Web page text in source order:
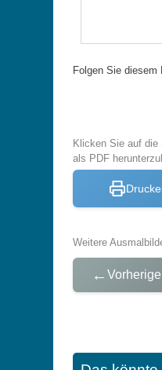
Folgen Sie diesem
Klicken Sie auf die
als PDF
Weitere
← Vorherige